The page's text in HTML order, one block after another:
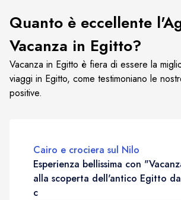
Quanto è eccellente
Vacanza in Egitto?
Vacanza in Egitto è fiera di essere la
viaggi in Egitto, come testimoniano le
positive.
Cairo e crociera sul Nilo
Esperienza bellissima con
alla scoperta dell'antico Egitto
c